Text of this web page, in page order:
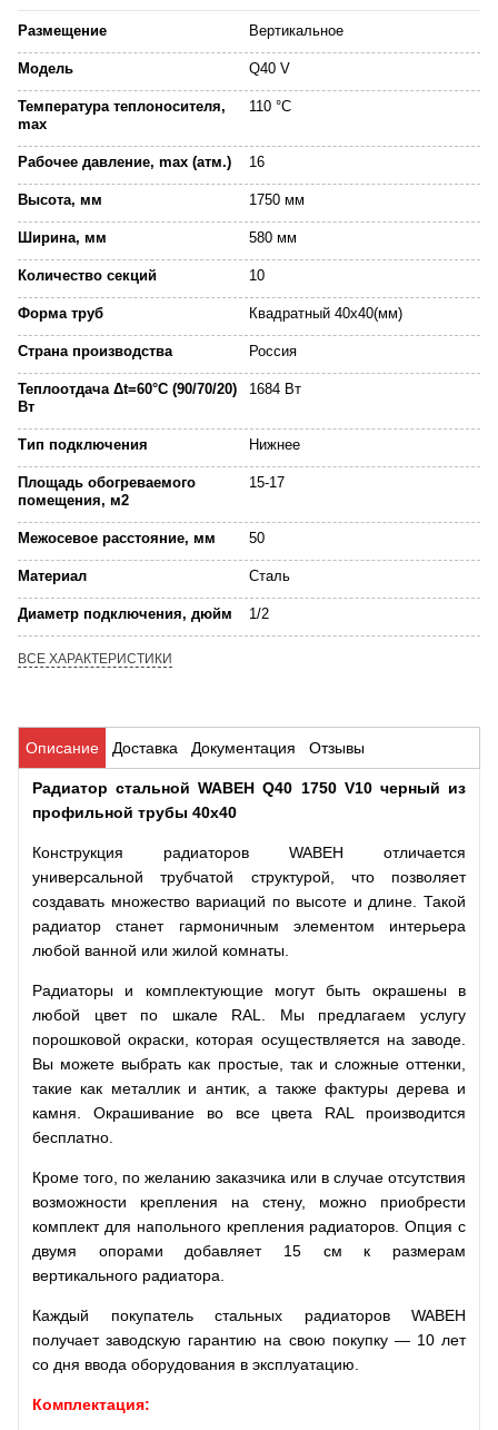
Размещение Вертикальное
Модель Q40 V
Температура теплоносителя,
max
110 °C
Рабочее давление, max (атм.) 16
Высота, мм 1750 мм
Ширина, мм 580 мм
Количество секций 10
Форма труб Квадратный 40х40(мм)
Страна производства Россия
Теплоотдача Δt=60°C (90/70/20)
Вт
1684 Вт
Тип подключения Нижнее
Площадь обогреваемого
помещения, м2
15-17
Межосевое расстояние, мм 50
Материал Сталь
Диаметр подключения, дюйм 1/2
ВСЕ ХАРАКТЕРИСТИКИ
Описание Доставка Документация Отзывы
Радиатор стальной WABEH Q40 1750 V10 черный из
профильной трубы 40х40
Конструкция радиаторов WABEH отличается
универсальной трубчатой структурой, что позволяет
создавать множество вариаций по высоте и длине. Такой
радиатор станет гармоничным элементом интерьера
любой ванной или жилой комнаты.
Радиаторы и комплектующие могут быть окрашены в
любой цвет по шкале RAL. Мы предлагаем услугу
порошковой окраски, которая осуществляется на заводе.
Вы можете выбрать как простые, так и сложные оттенки,
такие как металлик и антик, а также фактуры дерева и
камня. Окрашивание во все цвета RAL производится
бесплатно.
Кроме того, по желанию заказчика или в случае отсутствия
возможности крепления на стену, можно приобрести
комплект для напольного крепления радиаторов. Опция с
двумя опорами добавляет 15 см к размерам
вертикального радиатора.
Каждый покупатель стальных радиаторов WABEH
получает заводскую гарантию на свою покупку — 10 лет
со дня ввода оборудования в эксплуатацию.
Комплектация: